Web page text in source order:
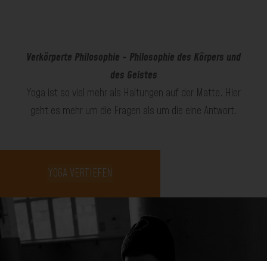
Verkörperte Philosophie - Philosophie des Körpers und
des Geistes
Yoga ist so viel mehr als Haltungen auf der Matte. Hier
geht es mehr um die Fragen als um die eine Antwort.
YOGA VERTIEFEN